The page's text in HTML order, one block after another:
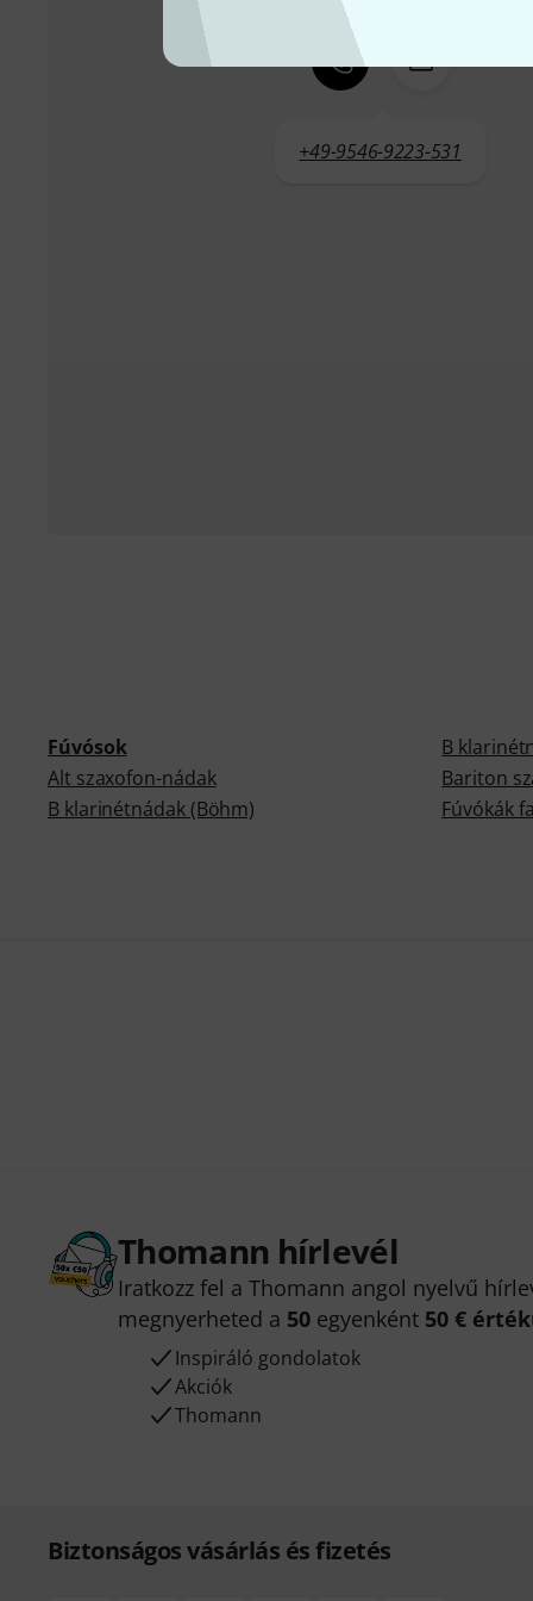
+49-9546-9223-531
Fúvósok
Alt szaxofon-nádak
B klarinétnádak (Böhm)
B
Bariton
Fúvókák
Thomann hírlevél
Iratkozz fel a Thomann angol nyelvű
megnyerheted a 50 egyenként 50 €
Inspiráló gondolatok
Akciók
Thomann
Biztonságos vásárlás és fizetés